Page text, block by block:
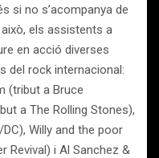
si no s’acompanya de
els assistents a
en acció diverses
del rock internacional:
(tribut a Bruce
a The Rolling Stones),
Willy and the poor
Revival) i Al Sanchez &